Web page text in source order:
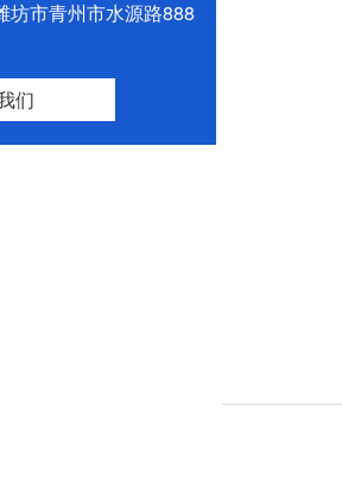
坊市青州市水源路888
们